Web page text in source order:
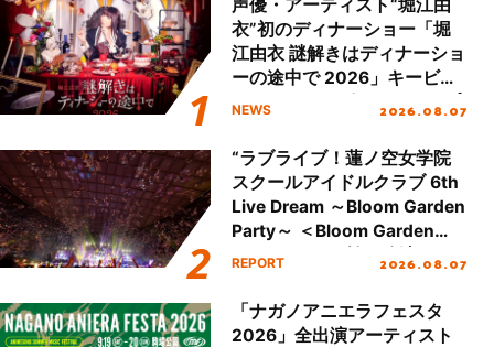
声優・アーティスト“堀江由
衣”初のディナーショー「堀
江由衣 謎解きはディナーショ
ーの途中で 2026」キービジ
ュアル＆グッズラインナップ
NEWS 2026.08.07
“ラブライブ！蓮ノ空女学院
スクールアイドルクラブ 6th
Live Dream ～Bloom Garden
Party～ ＜Bloom Garden
Party Stage／埼玉公演＞”
REPORT 2026.08.07
「ナガノアニエラフェスタ
2026」全出演アーティスト